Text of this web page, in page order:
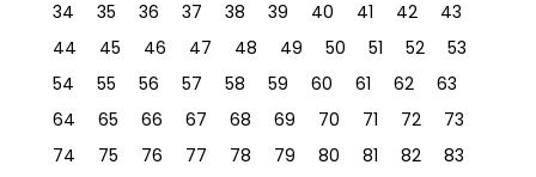
34
35 36 37 38 39 40 41 42
43
44
45 46 47 48 49 50 51 52
53
54
55 56 57 58 59 60 61 62
63
64
65 66 67 68 69 70 71 72
73
74
75 76 77 78 79 80 81 82
83